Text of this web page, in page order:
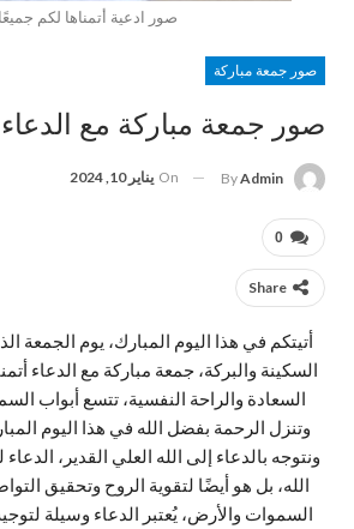
صور ادعية أتمناها لكم
صور جمعة مباركة
صور جمعة مباركة مع الدعاء 2025
ByAdmin
On يناير 10, 2024
0
Share
أتيتكم في هذا اليوم المبارك، يوم الجمعة
السكينة والبركة، جمعة مباركة مع الدعاء
السعادة والراحة النفسية، تتسع أبواب
وتنزل الرحمة بفضل الله في هذا اليوم
ونتوجه بالدعاء إلى الله العلي القدير،
الله، بل هو أيضًا لتقوية الروح وتحقيق
السموات والأرض، يُعتبر الدعاء وسيلة